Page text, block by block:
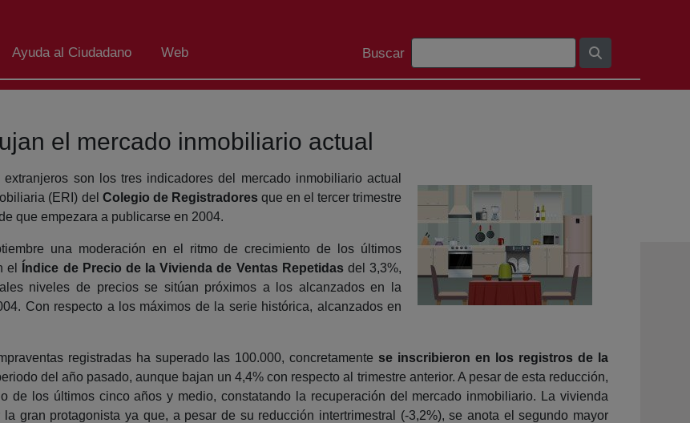
Ayuda al Ciudadano Web
Barra de busca
Buscar
el mercado inmobiliario actual
son los tres indicadores del mercado inmobiliario actual
(ERI) del Colegio de Registradores que en el tercer trimestre
que empezara a publicarse en 2004.
una moderación en el ritmo de crecimiento de los últimos
el
Índice de Precio de la Vivienda de Ventas Repetidasdel 3,3%,
niveles de precios se sitúan próximos a los alcanzados en la
Con respecto a los máximos de la serie histórica, alcanzados en
registradas ha superado las 100.000, concretamentese inscribieron en los registros de la
del año pasado, aunque bajan un 4,4% con respecto al trimestre anterior. A pesar de esta reducción,
de los últimos cinco años y medio, constatando la recuperación del mercado inmobiliario. La vivienda
gran protagonista ya que, a pesar de su reducción intertrimestral (-3,2%), se anota el segundo mayor